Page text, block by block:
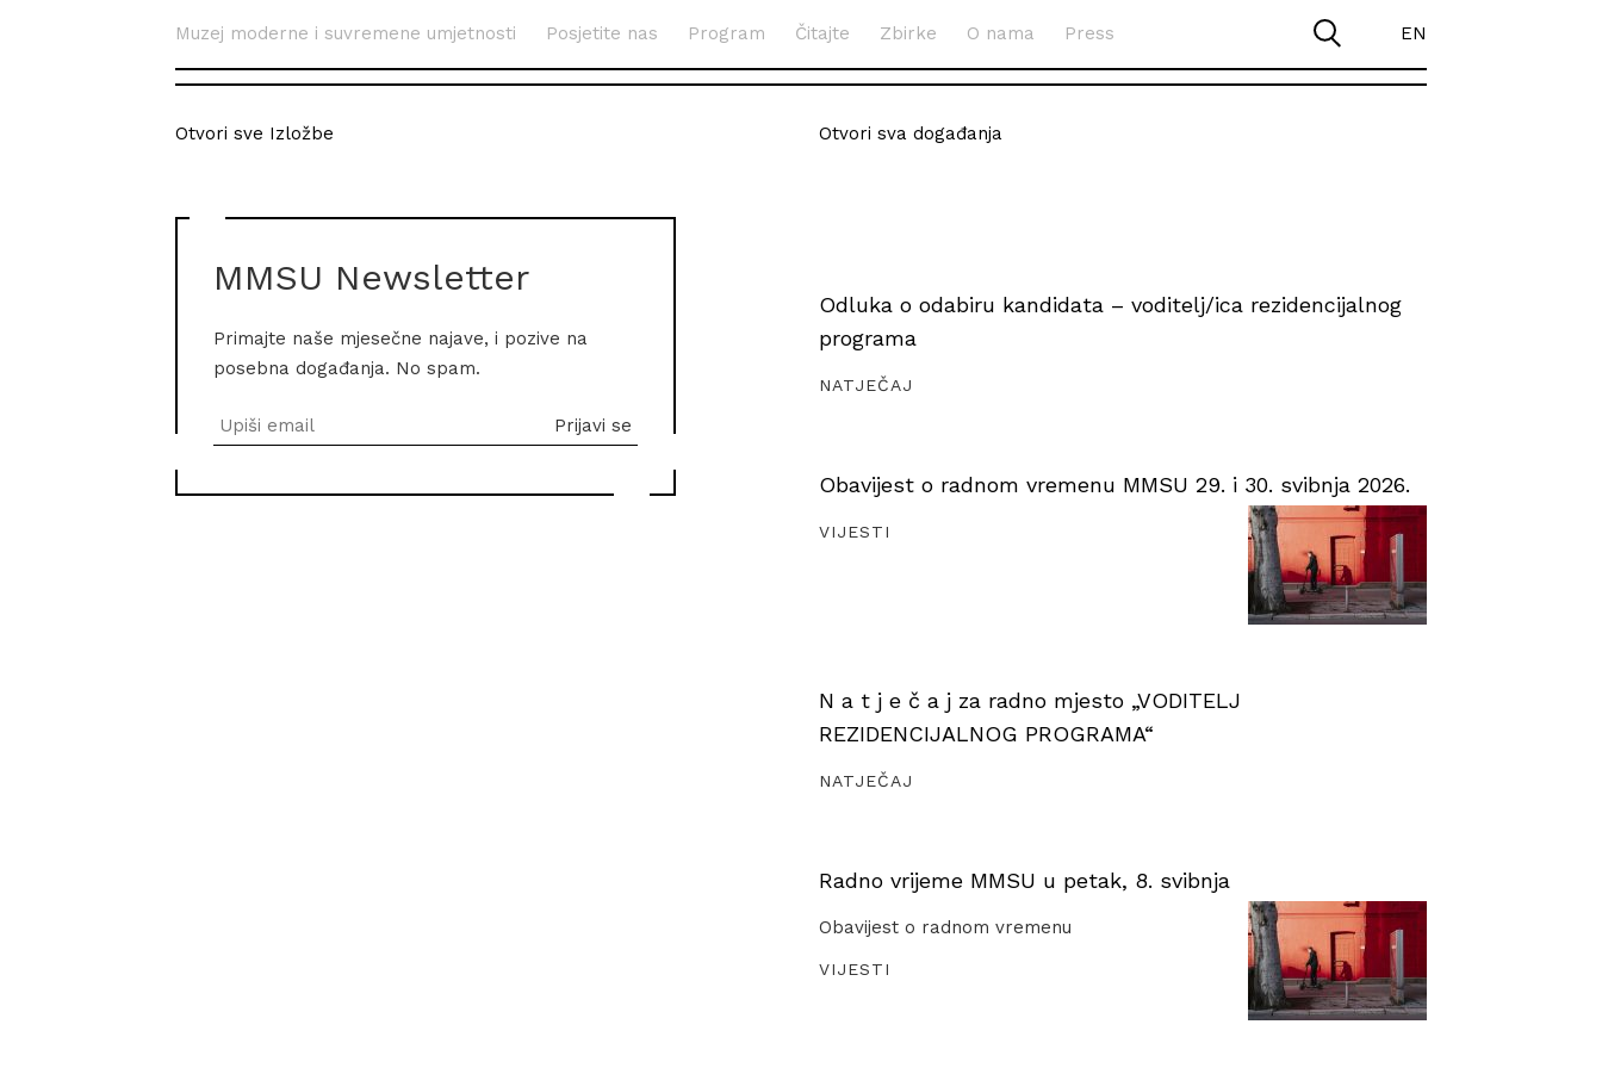
Muzej moderne i suvremene umjetnosti Posjetite nas Program Čitajte Zbirke O nama Press EN
Otvori sve Izložbe
MMSU Newsletter
Primajte naše mjesečne najave, i pozive na
posebna događanja. No spam.
Otvori sva događanja
Odluka o odabiru kandidata – voditelj/ica rezidencijalnog
programa
NATJEČAJ
Obavijest o radnom vremenu MMSU 29. i 30. svibnja 2026.
VIJESTI
N a t j e č a j za radno mjesto „VODITELJ
REZIDENCIJALNOG PROGRAMA“
NATJEČAJ
Radno vrijeme MMSU u petak, 8. svibnja
Obavijest o radnom vremenu
VIJESTI